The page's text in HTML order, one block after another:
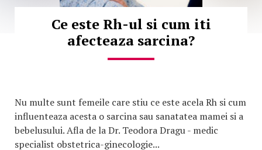
Ce este Rh-ul si cum iti
afecteaza sarcina?
Nu multe sunt femeile care stiu ce este acela Rh si cum
influenteaza acesta o sarcina sau sanatatea mamei si a
bebelusului. Afla de la Dr. Teodora Dragu - medic
specialist obstetrica-ginecologie...